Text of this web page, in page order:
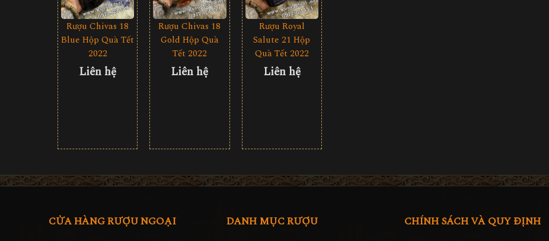
Rượu Chivas 18
Blue Hộp Quà Tết
2022
Liên hệ
Rượu Chivas 18
Gold Hộp Quà
Tết 2022
Liên hệ
Rượu Royal
Salute 21 Hộp
Quà Tết 2022
Liên hệ
CỬA HÀNG RƯỢU NGOẠI DANH MỤC RƯỢU CHÍNH SÁCH VÀ QUY ĐỊNH